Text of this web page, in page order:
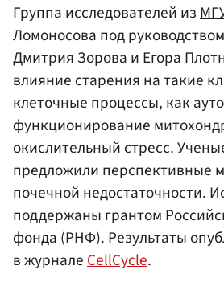
Группа исследователей из
Ломоносова под
Дмитрия Зорова и Егора
влияние старения на такие
клеточные процессы, как
функционирование
окислительный стресс.
предложили перспективные
почечной недостаточности.
поддержаны грантом
фонда (РНФ). Результаты
в журналеCellCycle.